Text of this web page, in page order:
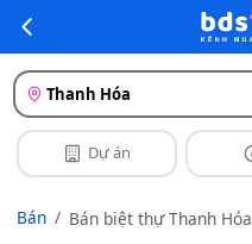
Thanh Hóa
Dự án
Bán Bán biệt thự Thanh Hóa